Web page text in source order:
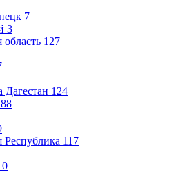
7
3
область 127
Дагестан 124
88
Республика 117